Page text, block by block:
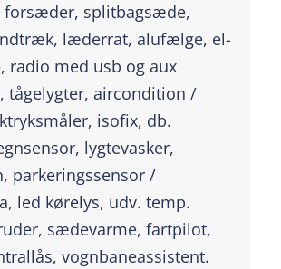
forsæder, splitbagsæde,
læderrat, alufælge, el-
radio med usb og aux
tågelygter, aircondition /
isofix, db.
lygtevasker,
parkeringssensor /
led kørelys, udv. temp.
sædevarme, fartpilot,
vognbaneassistent.